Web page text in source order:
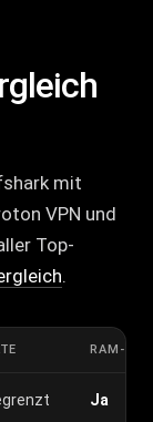
mit
VPN und
Top-
.
RAM-
Ja